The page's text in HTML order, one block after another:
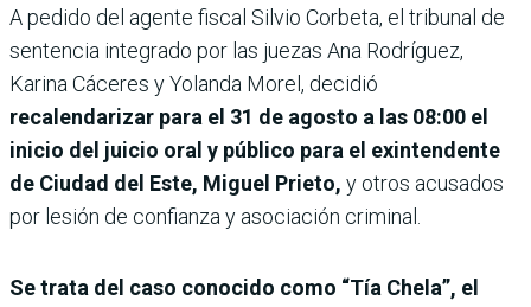
A pedido del agente fiscal Silvio Corbeta, el tribunal de
sentencia integrado por las juezas Ana Rodríguez,
Karina Cáceres y Yolanda Morel, decidió
recalendarizar para el 31 de agosto a las 08:00 el
inicio del juicio oral y público para el exintendente
de Ciudad del Este, Miguel Prieto, y otros acusados
por lesión de confianza y asociación criminal.
Se trata del caso conocido como “Tía Chela”, el